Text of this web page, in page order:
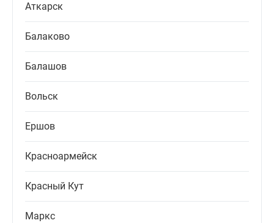
Аткарск
Балаково
Балашов
Вольск
Ершов
Красноармейск
Красный Кут
Маркс